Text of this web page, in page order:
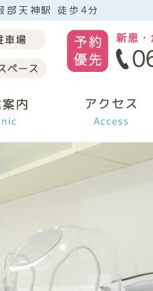
部天神駅 徒歩4分